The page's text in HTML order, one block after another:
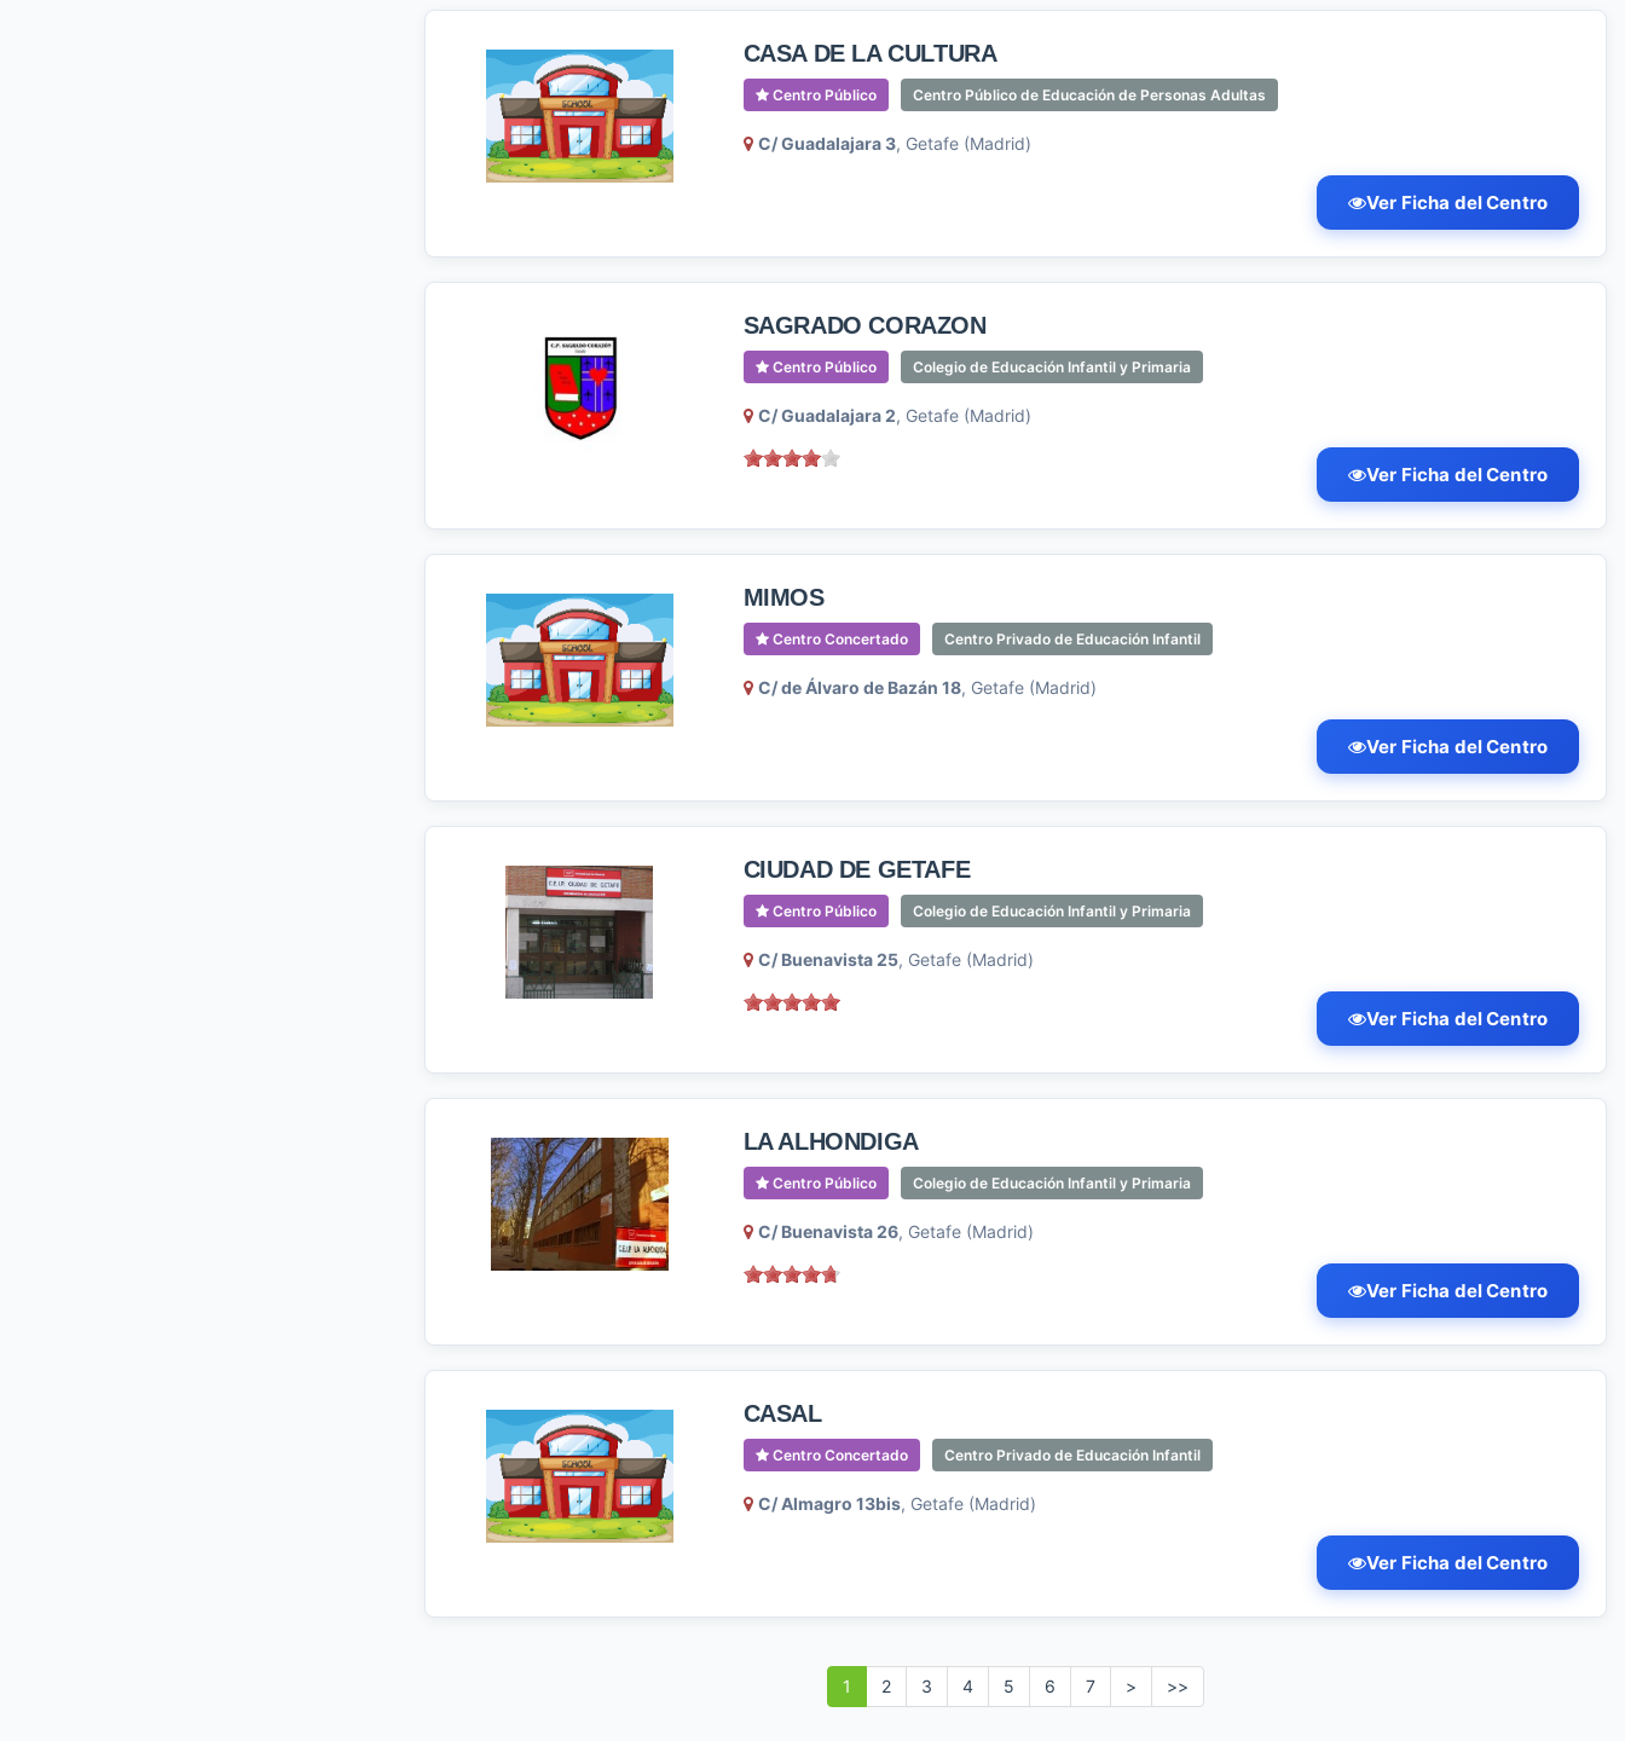
CASA DE LA CULTURA
Centro Público Centro Público de Educación de Personas Adultas
C/ Guadalajara 3, Getafe (Madrid)
Ver Ficha del Centro
SAGRADO CORAZON
Centro Público Colegio de Educación Infantil y Primaria
C/ Guadalajara 2, Getafe (Madrid)
Ver Ficha del Centro
MIMOS
Centro Concertado Centro Privado de Educación Infantil
C/ de Álvaro de Bazán 18, Getafe (Madrid)
Ver Ficha del Centro
CIUDAD DE GETAFE
Centro Público Colegio de Educación Infantil y Primaria
C/ Buenavista 25, Getafe (Madrid)
Ver Ficha del Centro
LA ALHONDIGA
Centro Público Colegio de Educación Infantil y Primaria
C/ Buenavista 26, Getafe (Madrid)
Ver Ficha del Centro
CASAL
Centro Concertado Centro Privado de Educación Infantil
C/ Almagro 13bis, Getafe (Madrid)
Ver Ficha del Centro
1 2 3 4 5 6 7 > >>